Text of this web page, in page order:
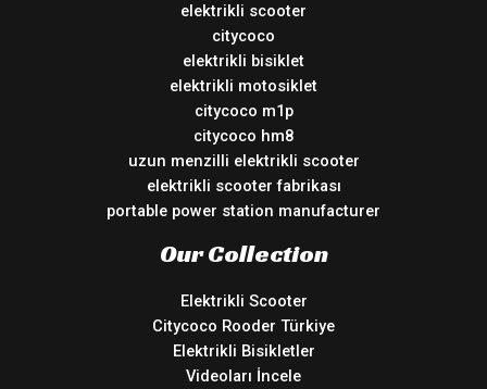
elektrikli scooter
citycoco
elektrikli bisiklet
elektrikli motosiklet
citycoco m1p
citycoco hm8
uzun menzilli elektrikli scooter
elektrikli scooter fabrikası
portable power station manufacturer
Our Collection
Elektrikli Scooter
Citycoco Rooder Türkiye
Elektrikli Bisikletler
Videoları İncele